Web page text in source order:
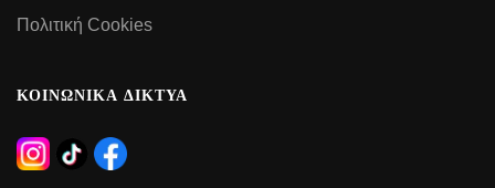
Πολιτική Cookies
ΚΟΙΝΩΝΙΚΑ ΔΙΚΤΥΑ